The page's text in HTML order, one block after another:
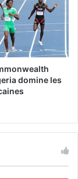
domine les